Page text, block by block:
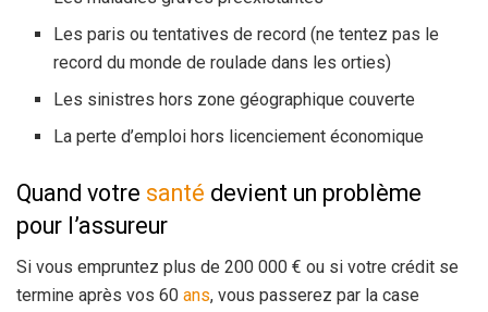
Les paris ou tentatives de record (ne tentez pas le
record du monde de roulade dans les orties)
Les sinistres hors zone géographique couverte
La perte d’emploi hors licenciement économique
Quand votre santé devient un problème
pour l’assureur
Si vous empruntez plus de 200 000 € ou si votre crédit se
termine après vos 60 ans, vous passerez par la case